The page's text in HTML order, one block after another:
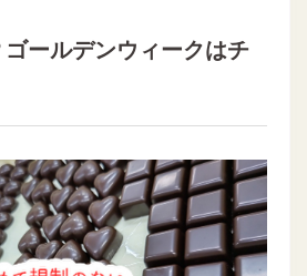
ールデンウィークはチ